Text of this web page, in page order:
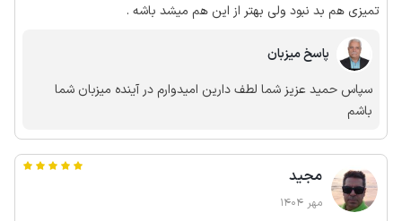
تمیزی هم بد نبود ولی بهتر از این هم میشد باشه .
پاسخ میزبان
سپاس حمید عزیز شما لطف دارین امیدوارم در آینده میزبان شما
باشم
مجید
مهر 1404